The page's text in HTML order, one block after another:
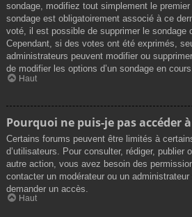
sondage, modifiez tout simplement le
sondage est obligatoirement associé à ce
voté, il est possible de supprimer le sondage
Cependant, si des votes ont été exprimés,
administrateurs peuvent modifier ou
de modifier les options d’un sondage en
Haut
Pourquoi ne puis-je pas accéder
Certains forums peuvent être limités à
d’utilisateurs. Pour consulter, rédiger, publier
autre action, vous avez besoin des
contacter un modérateur ou un
demander un accès.
Haut